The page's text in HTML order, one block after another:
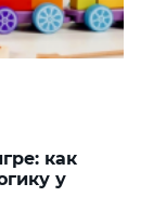
как
у